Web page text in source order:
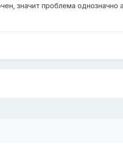
значит проблема однозначно